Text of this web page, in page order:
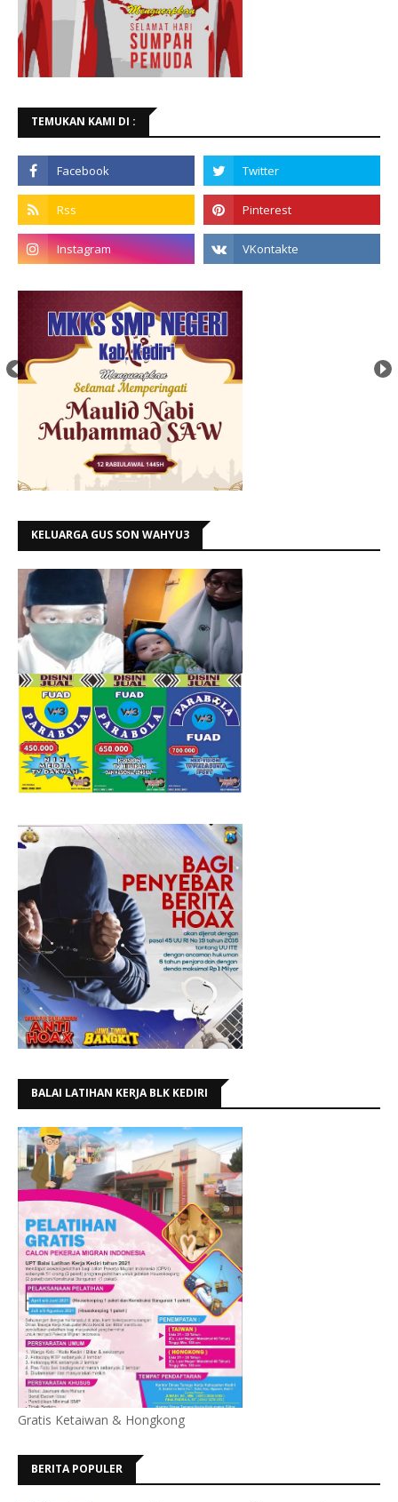
TEMUKAN KAMI DI :
KELUARGA GUS SON WAHYU3
BALAI LATIHAN KERJA BLK KEDIRI
Gratis Ketaiwan & Hongkong
BERITA POPULER